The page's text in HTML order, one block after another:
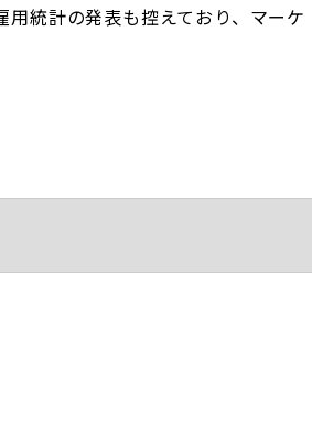
統計の発表も控えており、マーケ